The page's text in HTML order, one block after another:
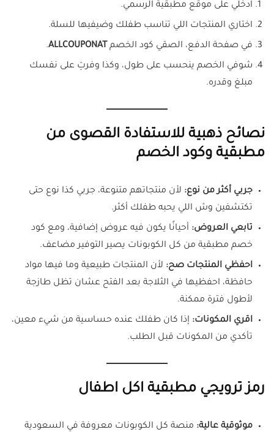
ادخلي على موقع مطبقية الرسمي.
اختاري المنتجات اللي تناسب طفلك وضيفيها للسلة.
في صفحة الدفع، الصقي كود الخصم ALLCOUPONAT
.
شوفي الخصم ينحسب على طول، وكذا وفرتِ على نفسك
مبلغ وقدره.
نصائح ذهبية للاستفادة القصوى من
مطبقية وكود الخصم
جربي أكثر من نوع: لأن منتجاتهم متنوعة، جربي كذا نوع حتى
تكتشفين وش اللي يحبه طفلك أكثر.
تابعي العروض: أحيانًا يكون فيه عروض إضافية، ومع كود
خصم مطبقية من كل الكوبونات يصير التوفير مضاعف.
احفظي المنتجات صح: لأن المنتجات طبيعية وما فيها مواد
حافظة، احفظيها في الثلاجة بعد الفتح عشان تظل طازجة
لأطول فترة ممكنة.
اقري المكونات: إذا كان طفلك عنده حساسية من شيء معين،
تأكدي من المكونات قبل الطلب.
رمز ترويجي مطبقية اكل اطفال
موثوقية عالية: منصة كل الكوبونات معروفة في السعودية